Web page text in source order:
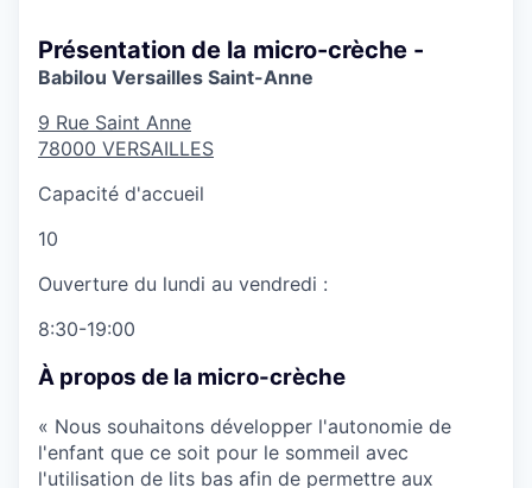
Présentation de la micro-crèche -
Babilou Versailles Saint-Anne
9 Rue Saint Anne
78000 VERSAILLES
Capacité d'accueil
10
Ouverture du lundi au vendredi :
8:30-19:00
À propos de la micro-crèche
« Nous souhaitons développer l'autonomie de
l'enfant que ce soit pour le sommeil avec
l'utilisation de lits bas afin de permettre aux